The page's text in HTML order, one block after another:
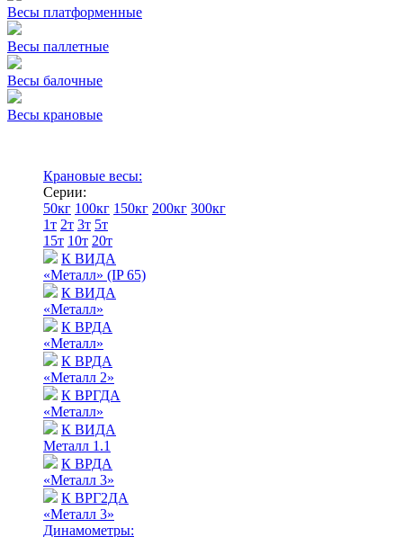
Весы платформенные
Весы паллетные
Весы балочные
Весы крановые
Крановые весы:
Серии:
50кг 100кг 150кг 200кг 300кг
1т 2т 3т 5т
15т 10т 20т
К ВИДА
«Металл» (IP 65)
К ВИДА
«Металл»
К ВРДА
«Металл»
К ВРДА
«Металл 2»
К ВРГДА
«Металл»
К ВИДА
Металл 1.1
К ВРДА
«Металл 3»
К ВРГ2ДА
«Металл 3»
Динамометры: